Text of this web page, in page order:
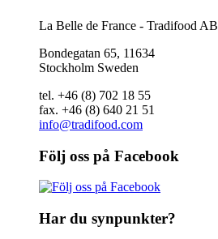
La Belle de France - Tradifood AB
Bondegatan 65, 11634
Stockholm Sweden
tel. +46 (8) 702 18 55
fax. +46 (8) 640 21 51
info@tradifood.com
Följ oss på Facebook
Har du synpunkter?